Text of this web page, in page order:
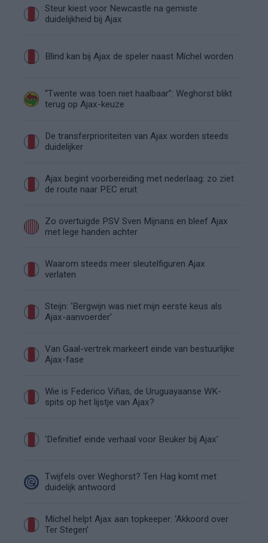
Steur kiest voor Newcastle na gemiste
duidelijkheid bij Ajax
Blind kan bij Ajax de speler naast Míchel worden
“Twente was toen niet haalbaar”: Weghorst blikt
terug op Ajax-keuze
De transferprioriteiten van Ajax worden steeds
duidelijker
Ajax begint voorbereiding met nederlaag: zo ziet
de route naar PEC eruit
Zo overtuigde PSV Sven Mijnans en bleef Ajax
met lege handen achter
Waarom steeds meer sleutelfiguren Ajax
verlaten
Steijn: ‘Bergwijn was niet mijn eerste keus als
Ajax-aanvoerder’
Van Gaal-vertrek markeert einde van bestuurlijke
Ajax-fase
Wie is Federico Viñas, de Uruguayaanse WK-
spits op het lijstje van Ajax?
‘Definitief einde verhaal voor Beuker bij Ajax’
Twijfels over Weghorst? Ten Hag komt met
duidelijk antwoord
Míchel helpt Ajax aan topkeeper: ‘Akkoord over
Ter Stegen’